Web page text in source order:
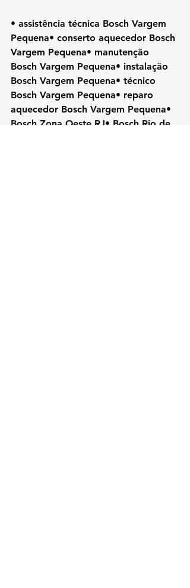
• assistência técnica Bosch Vargem
Pequena• conserto aquecedor Bosch
Vargem Pequena• manutenção
Bosch Vargem Pequena• instalação
Bosch Vargem Pequena• técnico
Bosch Vargem Pequena• reparo
aquecedor Bosch Vargem Pequena•
Bosch Zona Oeste RJ• Bosch Rio de